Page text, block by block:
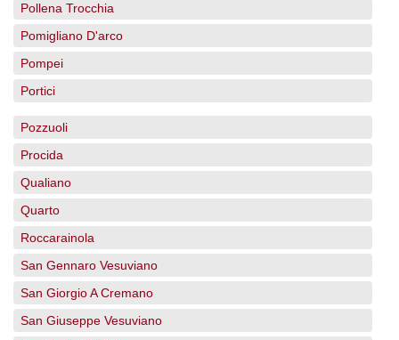
Pollena Trocchia
Pomigliano D'arco
Pompei
Portici
Pozzuoli
Procida
Qualiano
Quarto
Roccarainola
San Gennaro Vesuviano
San Giorgio A Cremano
San Giuseppe Vesuviano